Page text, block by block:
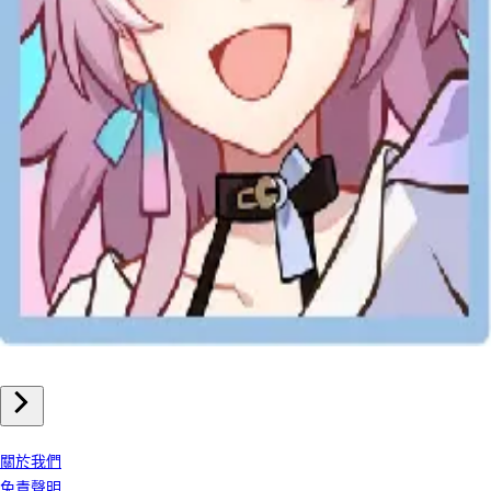
手機遊戲
崩壞星穹鐵道 儲值
關於我們
免責聲明